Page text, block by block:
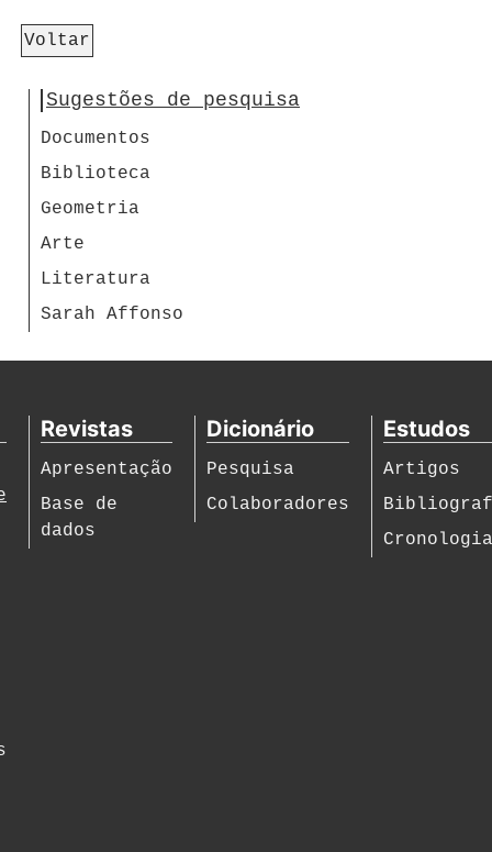
Voltar
Sugestões de pesquisa
Documentos
Biblioteca
Geometria
Arte
Literatura
Sarah Affonso
Revistas
Apresentação
Base de
dados
Dicionário
Pesquisa
Colaboradores
Estudos
Artigos